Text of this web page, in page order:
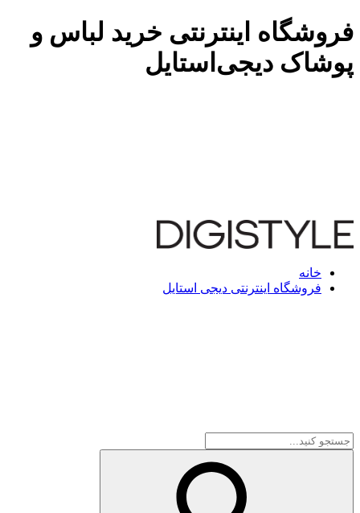
فروشگاه اینترنتی خرید لباس و
پوشاک دیجی‌استایل
خانه
فروشگاه اینترنتی دیجی استایل